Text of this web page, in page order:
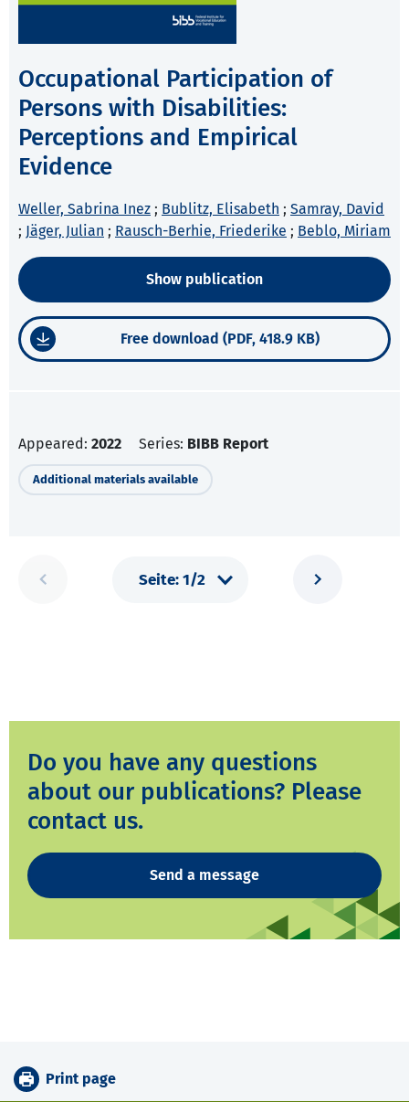
Occupational Participation of
Persons with Disabilities:
Perceptions and Empirical
Evidence
Weller, Sabrina Inez ; Bublitz, Elisabeth ; Samray, David
; Jäger, Julian ; Rausch-Berhie, Friederike ; Beblo, Miriam
Show publication
Free download (PDF, 418.9 KB)
Appeared: 2022 Series: BIBB Report
Additional materials available
Do you have any questions
about our publications? Please
contact us.
Send a message
Print page